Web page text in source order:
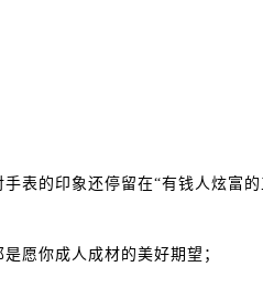
的印象还停留在“有钱人炫富的
愿你成人成材的美好期望；